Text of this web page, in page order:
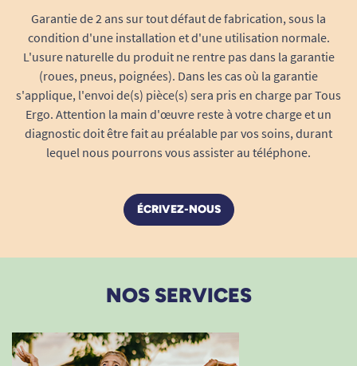
les produits TENA Flex disponibles sur notre site.
Retrouvez également toutes nos solutions pour
vous accompagner dans la gestion de
l’incontinence et préserver votre bien-être jour
après jour.
Voir tous les produits Tena.
Voir tous les produits pour m'aider à gérer mes
Garantie de 2 ans sur tout défaut de fabrication, sous la
condition d'une installation et d'une utilisation normale.
L'usure naturelle du produit ne rentre pas dans la garantie
(roues, pneus, poignées). Dans les cas où la garantie
s'applique, l'envoi de(s) pièce(s) sera pris en charge par Tous
Ergo. Attention la main d'œuvre reste à votre charge et un
diagnostic doit être fait au préalable par vos soins, durant
lequel nous pourrons vous assister au téléphone.
ÉCRIVEZ-NOUS
NOS SERVICES